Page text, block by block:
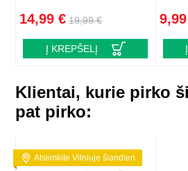
14,99 € 19,99 €
Į KREPŠELĮ
Klientai, kurie pirko
pat pirko:
Atsiimkite Vilniuje šiandien